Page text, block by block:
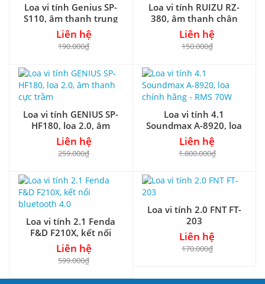
Loa vi tính Genius SP-
S110, âm thanh trung
thực & sống động
Liên hệ
190.000₫
Loa vi tính RUIZU RZ-
380, âm thanh chân
thực, công suất 6W
Liên hệ
150.000₫
Loa vi tính GENIUS SP-
HF180, loa 2.0, âm
thanh cực trầm
Liên hệ
259.000₫
Loa vi tính 4.1
Soundmax A-8920, loa
chính hãng - RMS 70W
Liên hệ
1.800.000₫
Loa vi tính 2.1 Fenda
F&D F210X, kết nối
bluetooth 4.0
Liên hệ
599.000₫
Loa vi tính 2.0 FNT FT-
203
Liên hệ
170.000₫